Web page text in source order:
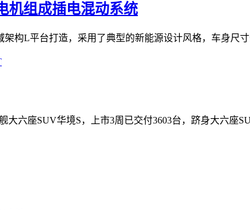
机组成插电混动系统
构L平台打造，采用了典型的新能源设计风格，车身尺寸
大六座SUV华境S，上市3周已交付3603台，跻身大六座